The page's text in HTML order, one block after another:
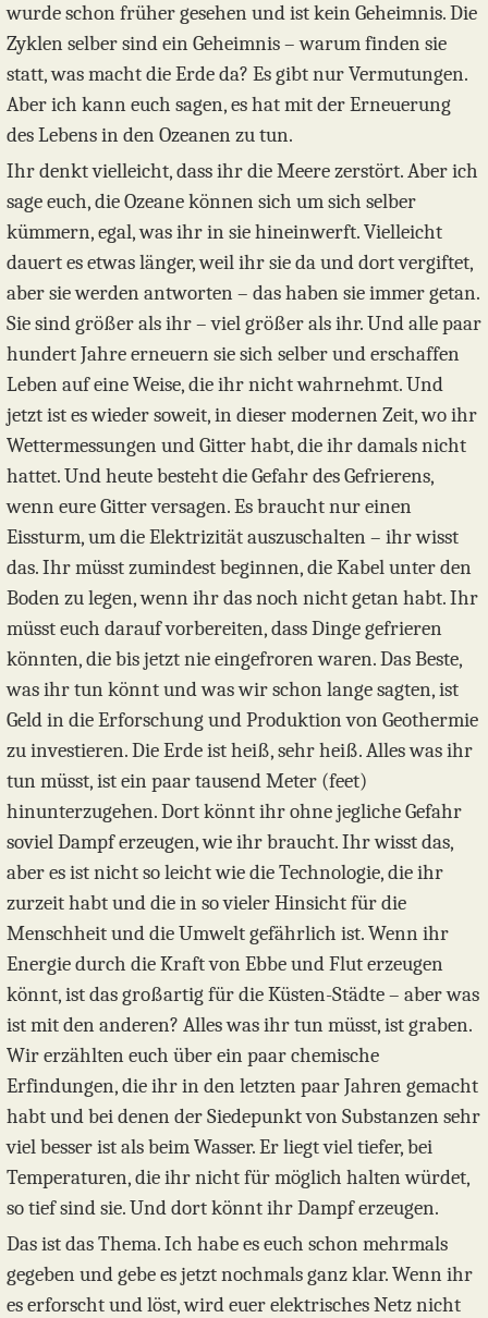
wurde schon früher gesehen und ist kein Geheimnis. Die
Zyklen selber sind ein Geheimnis – warum finden sie
statt, was macht die Erde da? Es gibt nur Vermutungen.
Aber ich kann euch sagen, es hat mit der Erneuerung
des Lebens in den Ozeanen zu tun.
Ihr denkt vielleicht, dass ihr die Meere zerstört. Aber ich
sage euch, die Ozeane können sich um sich selber
kümmern, egal, was ihr in sie hineinwerft. Vielleicht
dauert es etwas länger, weil ihr sie da und dort vergiftet,
aber sie werden antworten – das haben sie immer getan.
Sie sind größer als ihr – viel größer als ihr. Und alle paar
hundert Jahre erneuern sie sich selber und erschaffen
Leben auf eine Weise, die ihr nicht wahrnehmt. Und
jetzt ist es wieder soweit, in dieser modernen Zeit, wo ihr
Wettermessungen und Gitter habt, die ihr damals nicht
hattet. Und heute besteht die Gefahr des Gefrierens,
wenn eure Gitter versagen. Es braucht nur einen
Eissturm, um die Elektrizität auszuschalten – ihr wisst
das. Ihr müsst zumindest beginnen, die Kabel unter den
Boden zu legen, wenn ihr das noch nicht getan habt. Ihr
müsst euch darauf vorbereiten, dass Dinge gefrieren
könnten, die bis jetzt nie eingefroren waren. Das Beste,
was ihr tun könnt und was wir schon lange sagten, ist
Geld in die Erforschung und Produktion von Geothermie
zu investieren. Die Erde ist heiß, sehr heiß. Alles was ihr
tun müsst, ist ein paar tausend Meter (feet)
hinunterzugehen. Dort könnt ihr ohne jegliche Gefahr
soviel Dampf erzeugen, wie ihr braucht. Ihr wisst das,
aber es ist nicht so leicht wie die Technologie, die ihr
zurzeit habt und die in so vieler Hinsicht für die
Menschheit und die Umwelt gefährlich ist. Wenn ihr
Energie durch die Kraft von Ebbe und Flut erzeugen
könnt, ist das großartig für die Küsten-Städte – aber was
ist mit den anderen? Alles was ihr tun müsst, ist graben.
Wir erzählten euch über ein paar chemische
Erfindungen, die ihr in den letzten paar Jahren gemacht
habt und bei denen der Siedepunkt von Substanzen sehr
viel besser ist als beim Wasser. Er liegt viel tiefer, bei
Temperaturen, die ihr nicht für möglich halten würdet,
so tief sind sie. Und dort könnt ihr Dampf erzeugen.
Das ist das Thema. Ich habe es euch schon mehrmals
gegeben und gebe es jetzt nochmals ganz klar. Wenn ihr
es erforscht und löst, wird euer elektrisches Netz nicht